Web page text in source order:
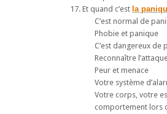
17. Et quand c’est la
C’est normal de
Phobie et panique
C’est dangereux de
Reconnaître
Peur et menace
Votre système
Votre corps, votre
comportement lors